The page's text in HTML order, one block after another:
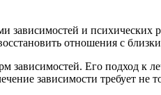
зависимостей и
отношения с
зависимостей. Его подход к
зависимости требует не